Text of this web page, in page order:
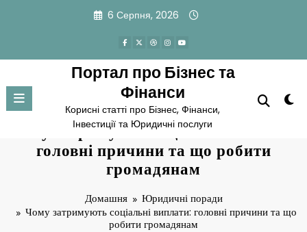
6 Серпня, 2026
Портал про Бізнес та
Фінанси
Корисні статті про Бізнес, Фінанси,
Інвестиції та Юридичні послуги
Чому затримують соціальні виплати:
головні причини та що робити
громадянам
Домашня
Юридичні поради
Чому затримують соціальні виплати: головні причини та що
робити громадянам